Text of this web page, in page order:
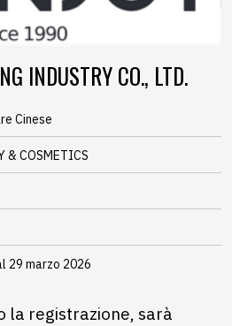
INDUSTRY CO., LTD.
Cinese
& COSMETICS
29 marzo 2026
la registrazione, sarà